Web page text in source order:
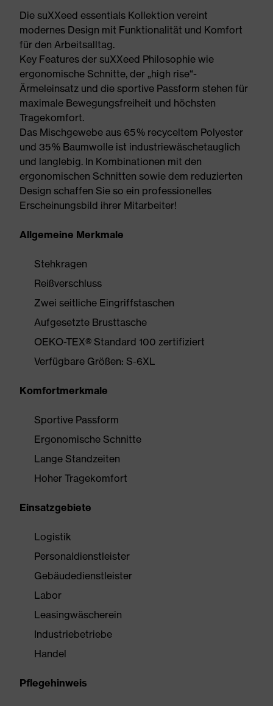
Die suXXeed essentials Kollektion vereint
modernes Design mit Funktionalität und Komfort
für den Arbeitsalltag.
Key Features der suXXeed Philosophie wie
ergonomische Schnitte, der „high rise“-
Ärmeleinsatz und die sportive Passform stehen für
maximale Bewegungsfreiheit und höchsten
Tragekomfort.
Das Mischgewebe aus 65 % recyceltem Polyester
und 35 % Baumwolle ist industriewäschetauglich
und langlebig. In Kombinationen mit den
ergonomischen Schnitten sowie dem reduzierten
Design schaffen Sie so ein professionelles
Erscheinungsbild ihrer Mitarbeiter!
Allgemeine Merkmale
Stehkragen
Reißverschluss
Zwei seitliche Eingriffstaschen
Aufgesetzte Brusttasche
OEKO-TEX® Standard 100 zertifiziert
Verfügbare Größen: S-6XL
Komfortmerkmale
Sportive Passform
Ergonomische Schnitte
Lange Standzeiten
Hoher Tragekomfort
Einsatzgebiete
Logistik
Personaldienstleister
Gebäudedienstleister
Labor
Leasingwäscherein
Industriebetriebe
Handel
Pflegehinweis